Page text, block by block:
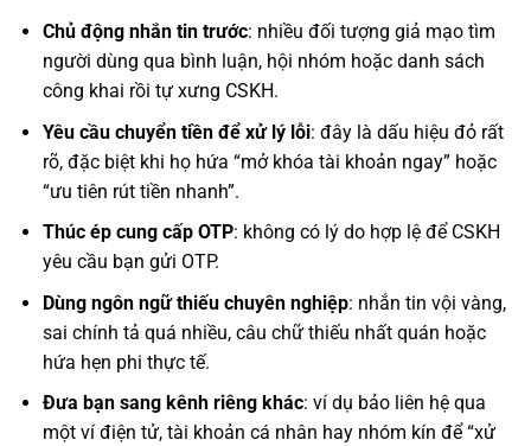
Chủ động nhắn tin trước: nhiều đối tượng giả mạo tìm
người dùng qua bình luận, hội nhóm hoặc danh sách
công khai rồi tự xưng CSKH.
Yêu cầu chuyển tiền để xử lý lỗi: đây là dấu hiệu đỏ rất
rõ, đặc biệt khi họ hứa “mở khóa tài khoản ngay” hoặc
“ưu tiên rút tiền nhanh”.
Thúc ép cung cấp OTP: không có lý do hợp lệ để CSKH
yêu cầu bạn gửi OTP.
Dùng ngôn ngữ thiếu chuyên nghiệp: nhắn tin vội vàng,
sai chính tả quá nhiều, câu chữ thiếu nhất quán hoặc
hứa hẹn phi thực tế.
Đưa bạn sang kênh riêng khác: ví dụ bảo liên hệ qua
một ví điện tử, tài khoản cá nhân hay nhóm kín để “xử